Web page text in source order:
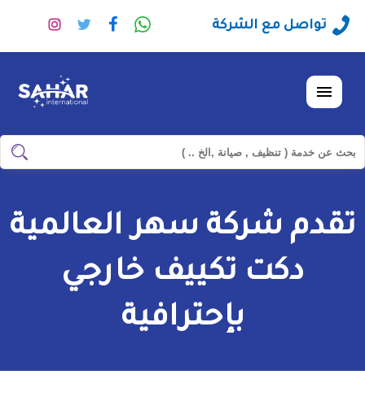
تواصل مع الشركة
راسلنا تابعنا تابعنا
القائمة
ابحث
سهر
تقدم شركة سهر العالمية
دكت تكييف خارجي
بإحترافية